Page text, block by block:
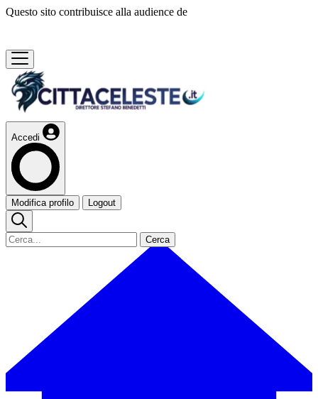
Questo sito contribuisce alla audience de
Accedi
Modifica profilo Logout
Cerca